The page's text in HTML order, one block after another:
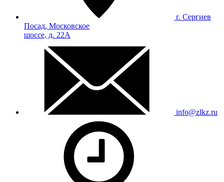
г. Сергиев
Посад, Московское
шоссе, д. 22А
info@zlkz.ru